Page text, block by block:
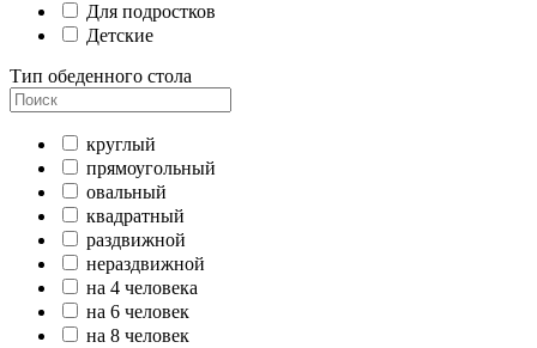
Для подростков
Детские
Тип обеденного стола
круглый
прямоугольный
овальный
квадратный
раздвижной
нераздвижной
на 4 человека
на 6 человек
на 8 человек